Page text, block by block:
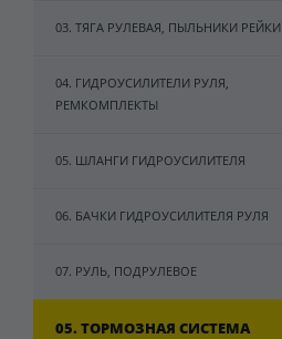
03. ТЯГА РУЛЕВАЯ, ПЫЛЬНИКИ РЕЙКИ
04. ГИДРОУСИЛИТЕЛИ РУЛЯ,
РЕМКОМПЛЕКТЫ
05. ШЛАНГИ ГИДРОУСИЛИТЕЛЯ
06. БАЧКИ ГИДРОУСИЛИТЕЛЯ РУЛЯ
07. РУЛЬ, ПОДРУЛЕВОЕ
05. ТОРМОЗНАЯ СИСТЕМА